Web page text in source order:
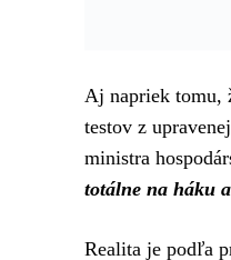
Aj napriek tomu,
testov z
ministra
totálne na háku
Realita je podľa